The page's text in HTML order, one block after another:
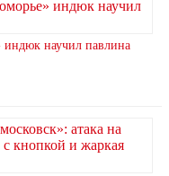
индюк научил павлина